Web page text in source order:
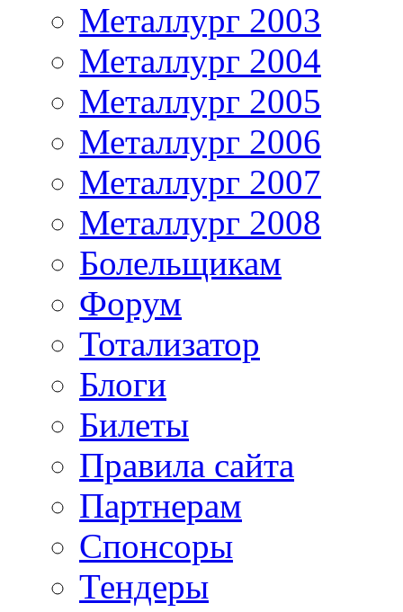
Металлург 2003
Металлург 2004
Металлург 2005
Металлург 2006
Металлург 2007
Металлург 2008
Болельщикам
Форум
Тотализатор
Блоги
Билеты
Правила сайта
Партнерам
Спонсоры
Тендеры